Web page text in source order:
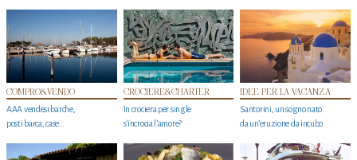
COMPRO&VENDO
AAA vendesi barche,
posti barca, case…
CROCIERE&CHARTER
In crociera per single
s'incrocia l’amore?
IDEE PER LA VACANZA
Santorini, un sogno nato
da un’eruzione da incubo